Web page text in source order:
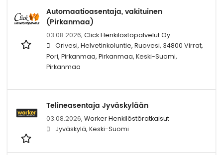
Automaatioasentaja, vakituinen
(Pirkanmaa)
03.08.2026, Click Henkilöstöpalvelut Oy
Orivesi, Helvetinkoluntie, Ruovesi, 34800 Virrat,
Pori, Pirkanmaa, Pirkanmaa, Keski-Suomi,
Pirkanmaa
Telineasentaja Jyväskylään
03.08.2026, Worker Henkilöstöratkaisut
Jyväskylä, Keski-Suomi